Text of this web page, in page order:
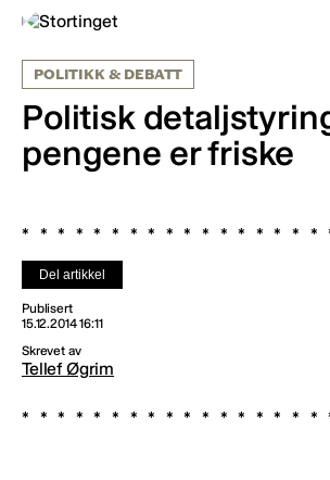
POLITIKK & DEBATT
Politisk
pengene er friske
Del artikkel
Publisert
15.12.2014 16:11
Skrevet av
Tellef Øgrim